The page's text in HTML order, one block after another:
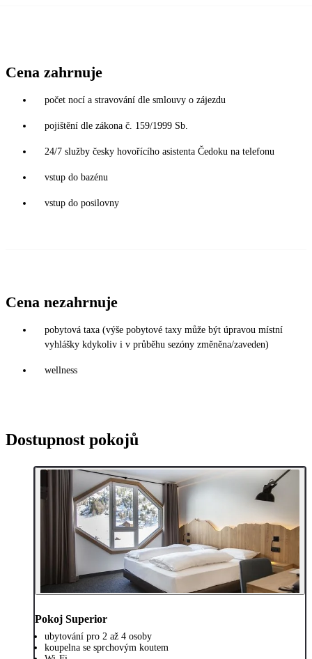
Cena zahrnuje
počet nocí a stravování dle smlouvy o zájezdu
pojištění dle zákona č. 159/1999 Sb.
24/7 služby česky hovořícího asistenta Čedoku na telefonu
vstup do bazénu
vstup do posilovny
Cena nezahrnuje
pobytová taxa (výše pobytové taxy může být úpravou místní
vyhlášky kdykoliv i v průběhu sezóny změněna/zaveden)
wellness
Dostupnost pokojů
Pokoj Superior
ubytování pro 2 až 4 osoby
koupelna se sprchovým koutem